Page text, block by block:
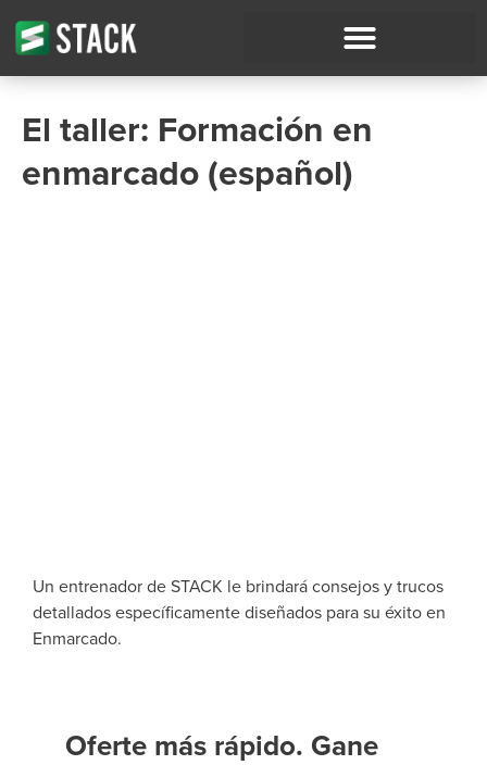
El taller: Formación en
enmarcado (español)
Un entrenador de STACK le brindará consejos y trucos
detallados específicamente diseñados para su éxito en
Enmarcado.
Oferte más rápido. Gane